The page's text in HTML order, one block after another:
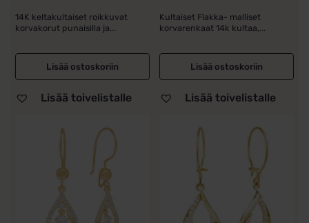
14K keltakultaiset roikkuvat
korvakorut punaisilla ja...
Lisää ostoskoriin
Lisää toivelistalle
Kultaiset Flakka- malliset
korvarenkaat 14k kultaa,...
Lisää ostoskoriin
Lisää toivelistalle